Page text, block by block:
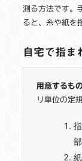
測る方法です。
ると、糸や紙を
自宅で指ま
用意するも
リ単位の定